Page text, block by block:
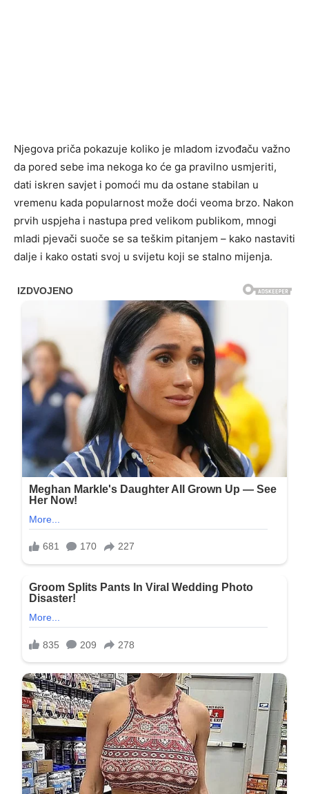
Njegova priča pokazuje koliko je mladom izvođaču važno
da pored sebe ima nekoga ko će ga pravilno usmjeriti,
dati iskren savjet i pomoći mu da ostane stabilan u
vremenu kada popularnost može doći veoma brzo. Nakon
prvih uspjeha i nastupa pred velikom publikom, mnogi
mladi pjevači suoče se sa teškim pitanjem – kako nastaviti
dalje i kako ostati svoj u svijetu koji se stalno mijenja.